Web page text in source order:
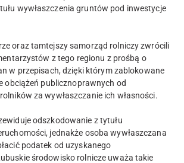
wywłaszczenia gruntów pod inwestycje
oraz tamtejszy samorząd rolniczy zwrócili
z tego regionu z prośbą o
w przepisach, dzięki którym zablokowane
obciążeń publicznoprawnych od
za wywłaszczanie ich własności.
odszkodowanie z tytułu
jednakże osoba wywłaszczana
podatek od uzyskanego
środowisko rolnicze uważa takie